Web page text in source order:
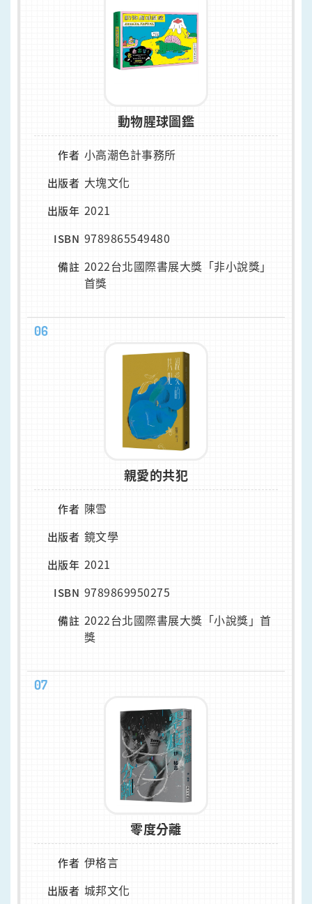
動物腥球圖鑑
作者 小高潮色計事務所
出版者 大塊文化
出版年 2021
ISBN 9789865549480
備註 2022台北國際書展大獎「非小說獎」
首獎
06
親愛的共犯
作者 陳雪
出版者 鏡文學
出版年 2021
ISBN 9789869950275
備註 2022台北國際書展大獎「小說獎」首
獎
07
零度分離
作者 伊格言
出版者 城邦文化